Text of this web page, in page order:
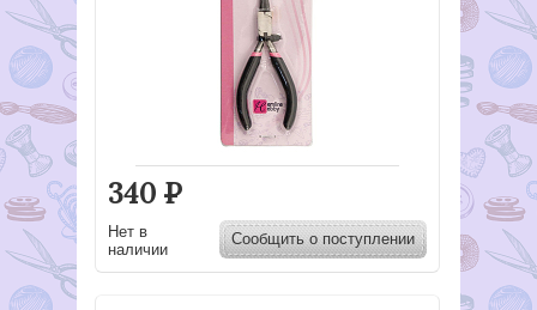
340 Р
Нет в
наличии
Сообщить о поступлении